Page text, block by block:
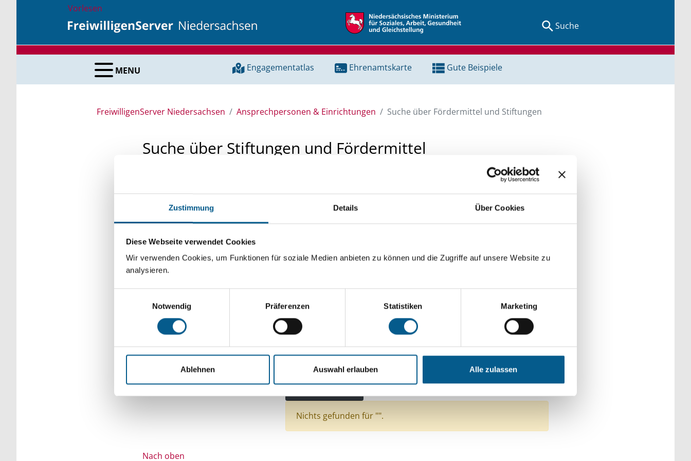
Zustimmung Details Über Cookies
Diese Webseite verwendet Cookies
Wir verwenden Cookies, um Funktionen für soziale Medien anbieten zu können und die Zugriffe auf unsere Website zu
analysieren.
Notwendig
Präferenzen Statistiken Marketing
Ablehnen Auswahl erlauben Alle zulassen
Vorlesen
Suche
MENU Engagementatlas Ehrenamtskarte Gute Beispiele
FreiwilligenServer Niedersachsen Ansprechpersonen & Einrichtungen Suche über Fördermittel und Stiftungen
Suche über Stiftungen und Fördermittel
Sie suchen finanzielle Unterstützung für ein Projekt oder ein Vorhaben? Hier können Sie direkt über
unsere Fördermitteldatenbank und Stiftungsdatenbank recherchieren. Bei der Suche bitte die Groß- und
Kleinschreibung beachten.
Bitte Suchbegriff eingeben. Ergebnisse können durch die Wahl von Bereichen oder Kategorien
verfeinert werden.
Suchen
Aktive Filter:
Themen: Bürgerschaftliches Engagement
Themen: Denkmalschutz
Themen: Heimatpflege
Stiftungstyp: Lokal tätige Stiftung
Nichts gefunden für "".
Nach oben